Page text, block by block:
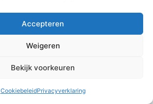
Accepteren
Weigeren
Bekijk voorkeuren
CookiebeleidPrivacyverklaring
© 2026 AlleNamen.nl